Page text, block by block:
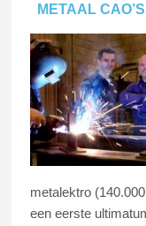
METAAL
metalektro
een eerste